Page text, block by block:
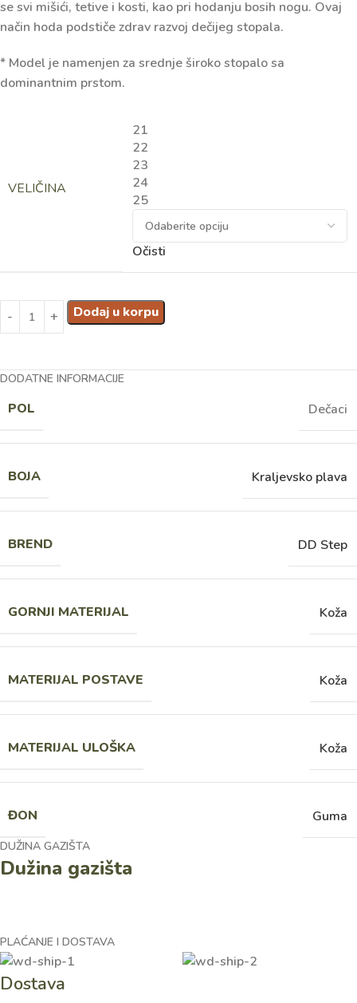
se svi mišići, tetive i kosti, kao pri hodanju bosih nogu. Ovaj
način hoda podstiče zdrav razvoj dečijeg stopala.
* Model je namenjen za srednje široko stopalo sa
dominantnim prstom.
VELIČINA
21
22
23
24
25
Očisti
Dodaj u korpu
DODATNE INFORMACIJE
POL Dečaci
BOJA Kraljevsko plava
BREND DD Step
GORNJI MATERIJAL Koža
MATERIJAL POSTAVE Koža
MATERIJAL ULOŠKA Koža
ĐON Guma
DUŽINA GAZIŠTA
Dužina gazišta
PLAĆANJE I DOSTAVA
Dostava